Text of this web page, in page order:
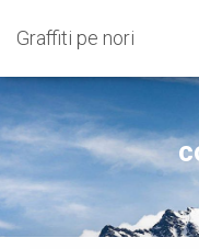
Graffiti pe nori